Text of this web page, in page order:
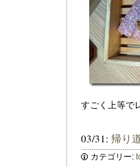
すごく上等で
03/31: 帰り
カテゴリー: